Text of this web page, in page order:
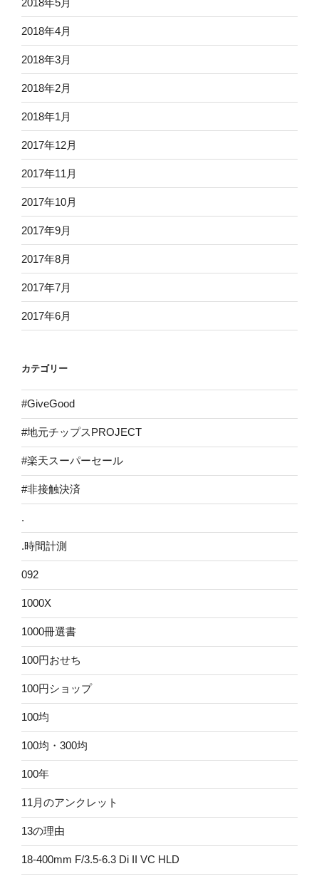
2018年4月
2018年3月
2018年2月
2018年1月
2017年12月
2017年11月
2017年10月
2017年9月
2017年8月
2017年7月
2017年6月
カテゴリー
#GiveGood
#地元チップスPROJECT
#楽天スーパーセール
#非接触決済
.
.時間計測
092
1000X
1000冊選書
100円おせち
100円ショップ
100均
100均・300均
100年
11月のアンクレット
13の理由
18-400mm F/3.5-6.3 Di II VC HLD